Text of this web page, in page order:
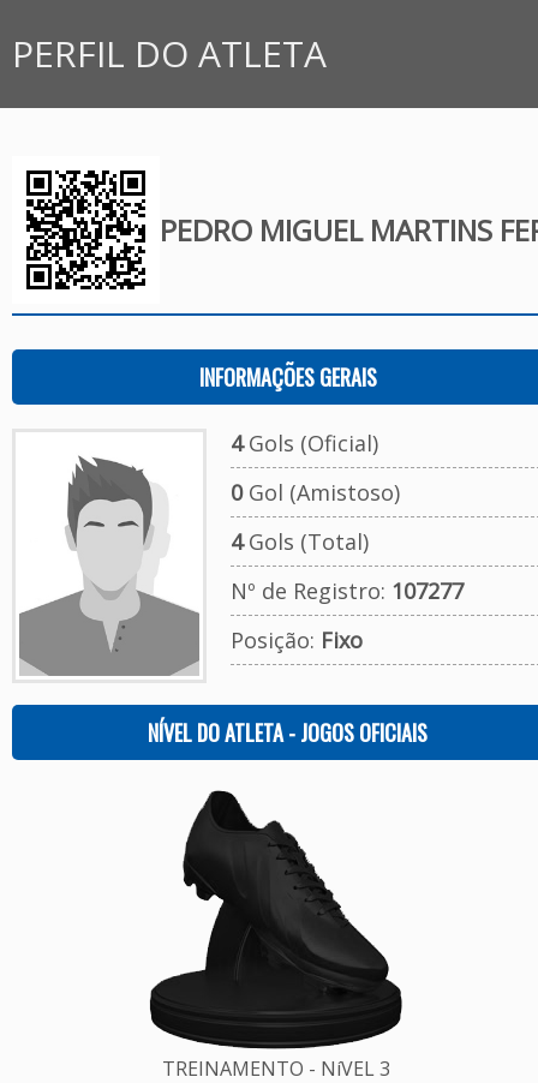
PERFIL DO ATLETA
PEDRO MIGUEL MARTINS
INFORMAÇÕES GERAIS
4Gols (Oficial)
0Gol (Amistoso)
4Gols (Total)
Nº de Registro: 107277
Posição: Fixo
NÍVEL DO ATLETA - JOGOS OFICIAIS
TREINAMENTO - NíVEL 3